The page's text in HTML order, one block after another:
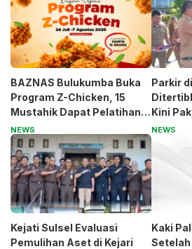
BAZNAS Bulukumba Buka
Program Z-Chicken, 15
Mustahik Dapat Pelatihan
dan Modal Usaha
NEWS
Parkir
Kini
Card
NEWS
Kejati Sulsel Evaluasi
Pemulihan Aset di Kejari
Kaki
Setelah